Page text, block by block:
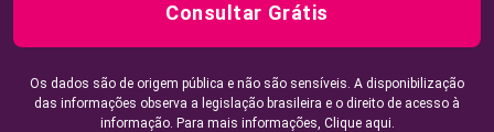
Consultar Grátis
Os dados são de origem pública e não são sensíveis. A disponibilização
das informações observa a legislação brasileira e o direito de acesso à
informação. Para mais informações, Clique aqui.